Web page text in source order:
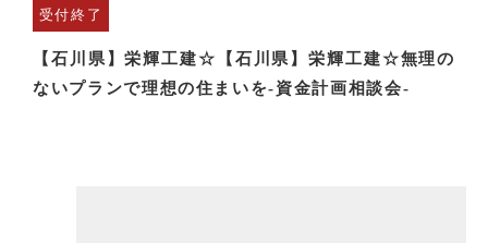
受付終了
【石川県】栄輝工建☆【石川県】栄輝工建☆無理の
ないプランで理想の住まいを-資金計画相談会-